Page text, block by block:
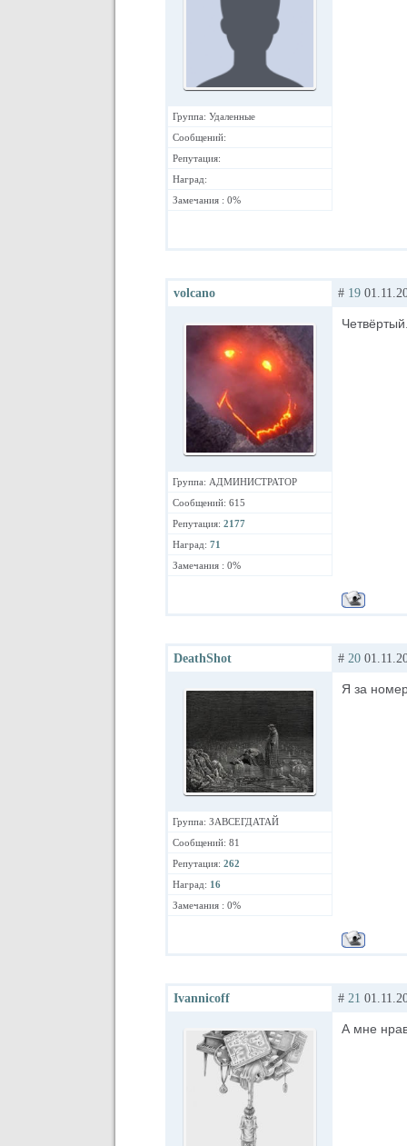
Группа: Удаленные
Сообщений:
Репутация:
Наград:
Замечания : 0%
volcano
Группа: АДМИНИСТРАТОР
Сообщений: 615
Репутация: 2177
Наград: 71
Замечания : 0%
# 19
Четвёртый.
DeathShot
Группа: ЗАВСЕГДАТАЙ
Сообщений: 81
Репутация: 262
Наград: 16
Замечания : 0%
# 20
Я за
Ivannicoff # 21
А мне